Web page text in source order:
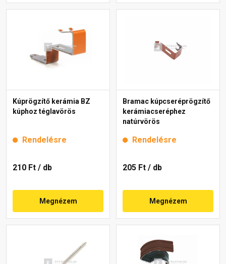
Kúprögzítő kerámia BZ
kúphoz téglavörös
Rendelésre
210 Ft / db
Megnézem
Bramac kúpcseréprögzítő
kerámiacseréphez
natúrvörös
Rendelésre
205 Ft / db
Megnézem